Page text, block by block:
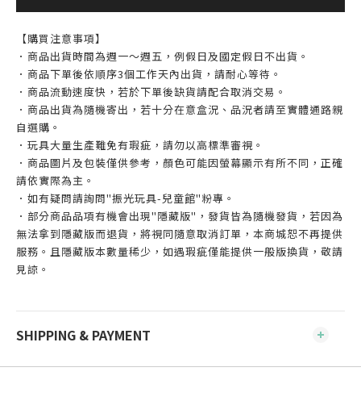
【購買注意事項】
．商品出貨時間為週一～週五，例假日及國定假日不出貨。
．商品下單後依順序3個工作天內出貨，請耐心等待。
．商品流動速度快，若於下單後缺貨請配合取消交易。
．商品出貨為隨機寄出，若十分在意盒況、品況者請至實體通路親
自選購。
．玩具大量生產難免有瑕疵，請勿以高標準審視。
．商品圖片及包裝僅供參考，顏色可能因螢幕顯示有所不同，正確
請依實際為主。
．如有疑問請詢問"振光玩具-兒童館"粉專。
．部分商品品項有機會出現"隱藏版"，發貨皆為隨機發貨，若因為
無法拿到隱藏版而退貨，將視同隨意取消訂單，本商城恕不再提供
服務。且隱藏版本數量稀少，如遇瑕疵僅能提供一般版換貨，敬請
見諒。
SHIPPING & PAYMENT